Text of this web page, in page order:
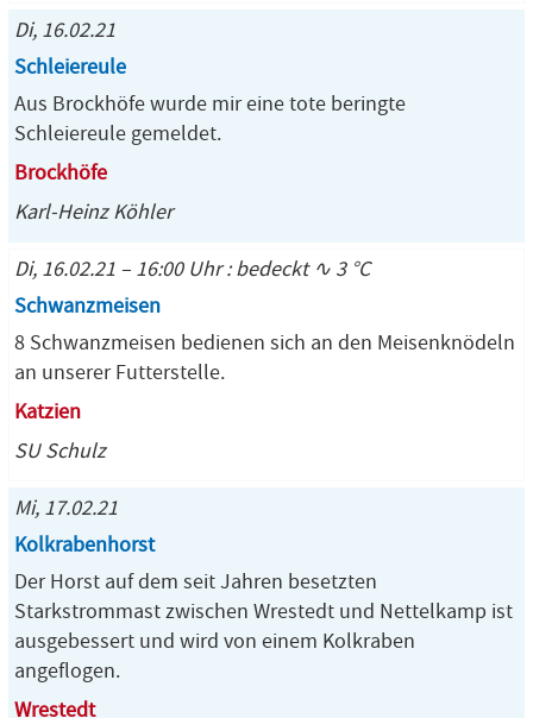
Di, 16.02.21
Schleiereule
Aus Brockhöfe wurde mir eine tote beringte
Schleiereule gemeldet.
Brockhöfe
Karl-Heinz Köhler
Di, 16.02.21 – 16:00 Uhr : bedeckt ∿ 3 °C
Schwanzmeisen
8 Schwanzmeisen bedienen sich an den Meisenknödeln
an unserer Futterstelle.
Katzien
SU Schulz
Mi, 17.02.21
Kolkrabenhorst
Der Horst auf dem seit Jahren besetzten
Starkstrommast zwischen Wrestedt und Nettelkamp ist
ausgebessert und wird von einem Kolkraben
angeflogen.
Wrestedt